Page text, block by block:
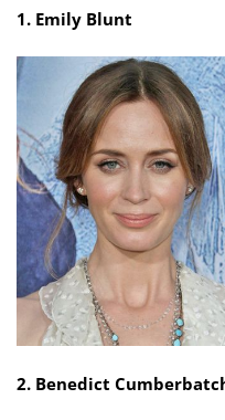
1. Emily Blunt
2. Benedict